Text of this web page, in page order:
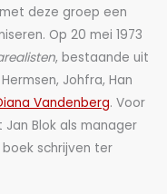
deze groep een
Op 20 mei 1973
, bestaande uit
Johfra, Han
Vandenberg. Voor
Blok als manager
schrijven ter